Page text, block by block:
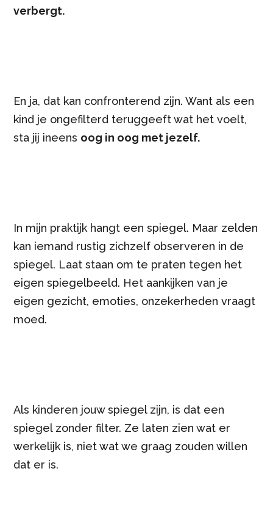
verbergt.
En ja, dat kan confronterend zijn. Want als een
kind je ongefilterd teruggeeft wat het voelt,
sta jij ineens oog in oog met jezelf.
In mijn praktijk hangt een spiegel. Maar zelden
kan iemand rustig zichzelf observeren in de
spiegel. Laat staan om te praten tegen het
eigen spiegelbeeld. Het aankijken van je
eigen gezicht, emoties, onzekerheden vraagt
moed.
Als kinderen jouw spiegel zijn, is dat een
spiegel zonder filter. Ze laten zien wat er
werkelijk is, niet wat we graag zouden willen
dat er is.